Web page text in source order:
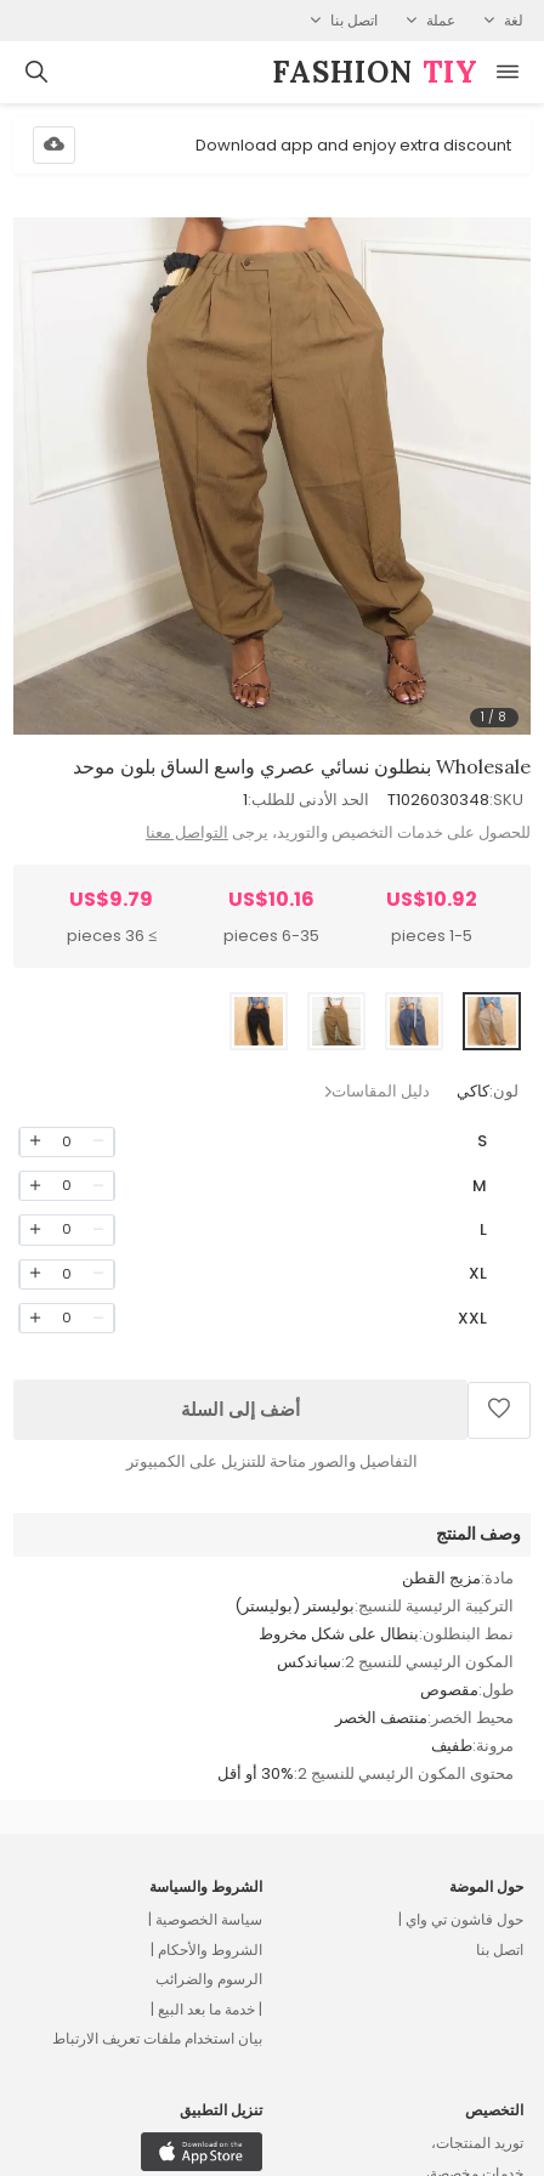
لغة عملة اتصل بنا
FASHION⁠ TIY
Download app and enjoy extra discount
1 / 8
Wholesale بنطلون نسائي عصري واسع الساق بلون موحد
SKU:
T1026030348 الحد الأدنى للطلب:1
للحصول على خدمات التخصيص والتوريد، يرجى التواصل معنا
US$10.92
1-5 pieces
US$10.16
6-35 pieces
US$9.79
≥ 36 pieces
لون:كاكي دليل المقاسات
S
0
M
0
L
0
XL
0
XXL
0
أضف إلى السلة
التفاصيل والصور متاحة للتنزيل على الكمبيوتر
وصف المنتج
مادة:مزيج القطن
التركيبة الرئيسية للنسيج:بوليستر (بوليستر)
نمط البنطلون:بنطال على شكل مخروط
المكون الرئيسي للنسيج 2:
سباندكس
طول:مقصوص
محيط الخصر:منتصف الخصر
مرونة:طفيف
محتوى المكون الرئيسي للنسيج 2:
30% أو أقل
حول الموضة
حول فاشون تي واي |
اتصل بنا
الشروط والسياسة
سياسة الخصوصية |
الشروط والأحكام |
الرسوم والضرائب
| خدمة ما بعد البيع |
بيان استخدام ملفات تعريف الارتباط
التخصيص
توريد المنتجات،
تنزيل التطبيق